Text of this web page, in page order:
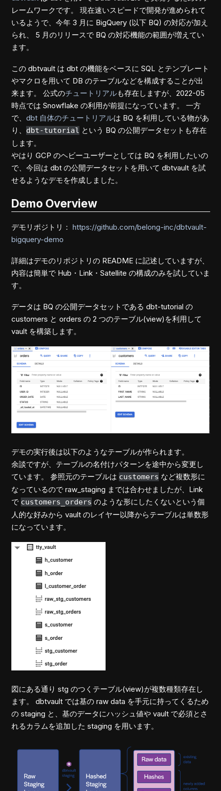
レームワークです。 現在速いスピードで開発が進められて
いるようで、今年 3 月に BigQuery (以下 BQ) の対応が加え
られ、 5 月のリリースで BQ の対応機能の範囲が増えてい
ます。
この dbtvault は dbt の機能をベースに SQL とテンプレート
やマクロを用いて DB のテーブルなどを構成することが出
来ます。 公式のチュートリアルも存在しますが、2022-05
時点では Snowflake の利用が前提になっています。 一方
で、 dbt 自体のチュートリアルは BQ を利用している物があ
り、
dbt-tutorial という BQ の公開データセットも存在
します。
やはり GCP のヘビーユーザーとしては BQ を利用したいの
で、今回は dbt の公開データセットを用いて dbtvault を試
せるようなデモを作成しました。
Demo Overview
デモリポジトリ： https://github.com/belong-inc/dbtvault-
bigquery-demo
詳細はデモのリポジトリの README に記述していますが、
内容は簡単で Hub・Link・Satellite の構成のみを試していま
す。
データは BQ の公開データセットである dbt-tutorial の
customers と orders の 2 つのテーブル(view)を利用して
vault を構築します。
デモの実行後は以下のようなテーブルが作られます。
余談ですが、テーブルの名付けパターンを途中から変更し
ています。 参照元のテーブルは customers など複数形に
なっているので raw_staging までは合わせましたが、Link
で customers_orders のような形にしたくないという個
人的な好みから vault のレイヤー以降からテーブルは単数形
になっています。
図にある通り stg のつくテーブル(view)が複数種類存在し
ます。 dbtvault では基の raw data を手元に持ってくるため
の staging と、基のデータにハッシュ値や vault で必須とさ
れるカラムを追加した staging を用います。